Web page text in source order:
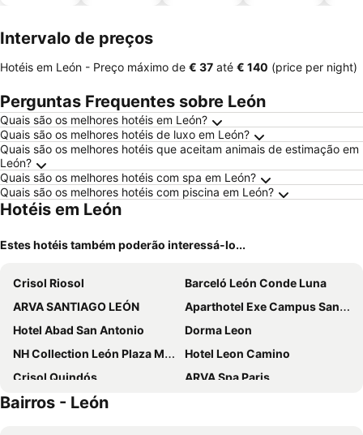
Intervalo de preços
Hotéis em León - Preço máximo de ‎€ 37 até ‎€ 140 (price per night)
Perguntas Frequentes sobre León
Quais são os melhores hotéis em León?
Quais são os melhores hotéis de luxo em León?
Quais são os melhores hotéis que aceitam animais de estimação em
León?
Quais são os melhores hotéis com spa em León?
Quais são os melhores hotéis com piscina em León?
Hotéis em León
Estes hotéis também poderão interessá-lo...
Crisol Riosol
Barceló León Conde Luna
ARVA SANTIAGO LEÓN
Aparthotel Exe Campus San Mamés
Hotel Abad San Antonio
Dorma Leon
NH Collection León Plaza Mayor
Hotel Leon Camino
Crisol Quindós
ARVA Spa Paris
Hotel Silken Luis de León
Bairros - León